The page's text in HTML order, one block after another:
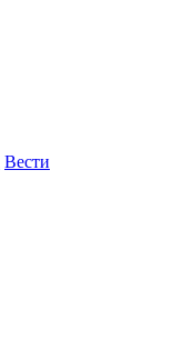
Вести